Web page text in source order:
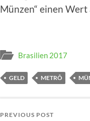
Mün­zen“ einen
Brasilien 2017
GELD METRÔ
PREVIOUS POST